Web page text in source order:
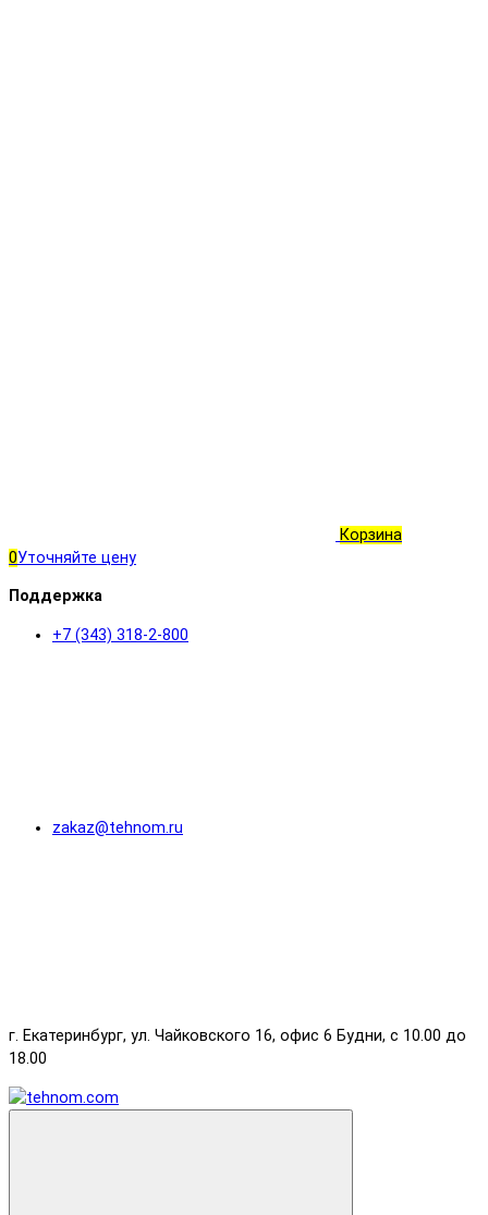
Корзина
0Уточняйте цену
Поддержка
+7 (343) 318-2-800
zakaz@tehnom.ru
г. Екатеринбург, ул. Чайковского 16, офис 6 Будни, с 10.00 до
18.00